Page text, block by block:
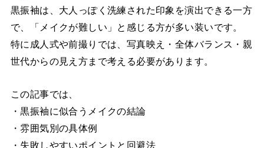
黒振袖は、大人っぽく洗練された印象を演出できる一方
で、「メイクが難しい」と感じる方が多い装いです。
特に成人式や前撮りでは、写真映え・全体バランス・親
世代からの見え方まで考える必要があります。
この記事では、
・黒振袖に似合うメイクの結論
・雰囲気別の具体例
・失敗しやすいポイントと回避法